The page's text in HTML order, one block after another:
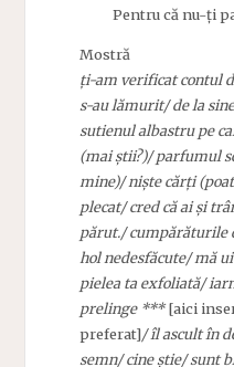
Pentru că nu-ți
Mostră
ți-am verificat contul
s-au lămurit/ de la
sutienul albastru pe
(mai știi?)/ parfumul
mine)/ niște cărți
plecat/ cred că ai și
părut./ cumpărăturile
hol nedesfăcute/ mă
pielea ta exfoliată/
prelinge ***[aici
preferat]/ îl ascult în
semn/ cine știe/ sunt